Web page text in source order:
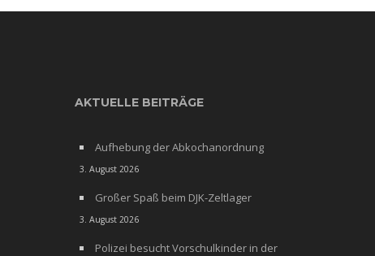
AKTUELLE BEITRÄGE
Aufhebung der Abkochanordnung
3. August 2026
Großer Spaß beim DJK-Zeltlager
3. August 2026
Polizei besucht Vorschulkinder in der